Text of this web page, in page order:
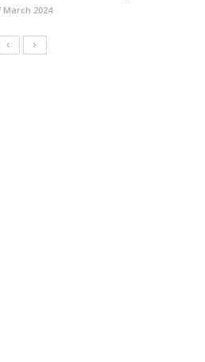
March 2024